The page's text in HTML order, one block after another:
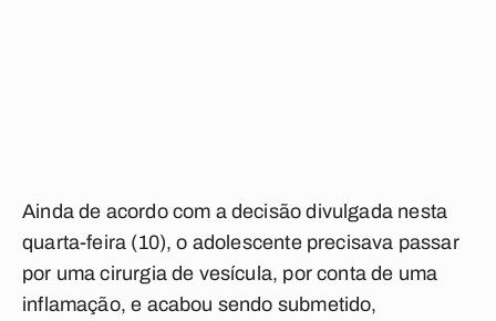
Ainda de acordo com a decisão divulgada nesta
quarta-feira (10), o adolescente precisava passar
por uma cirurgia de vesícula, por conta de uma
inflamação, e acabou sendo submetido,